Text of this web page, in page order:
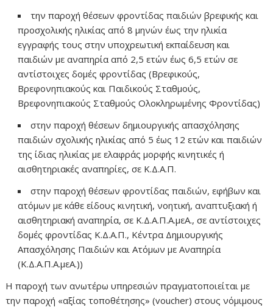
την παροχή θέσεων φροντίδας παιδιών βρεφικής και
προσχολικής ηλικίας από 8 μηνών έως την ηλικία
εγγραφής τους στην υποχρεωτική εκπαίδευση και
παιδιών με αναπηρία από 2,5 ετών έως 6,5 ετών σε
αντίστοιχες δομές φροντίδας (Βρεφικούς,
Βρεφονηπιακούς και Παιδικούς Σταθμούς,
Βρεφονηπιακούς Σταθμούς Ολοκληρωμένης Φροντίδας)
στην παροχή θέσεων δημιουργικής απασχόλησης
παιδιών σχολικής ηλικίας από 5 έως 12 ετών και παιδιών
της ίδιας ηλικίας με ελαφράς μορφής κινητικές ή
αισθητηριακές αναπηρίες, σε Κ.Δ.Α.Π.
στην παροχή θέσεων φροντίδας παιδιών, εφήβων και
ατόμων με κάθε είδους κινητική, νοητική, αναπτυξιακή ή
αισθητηριακή αναπηρία, σε Κ.Δ.Α.Π.Α.μεΑ., σε αντίστοιχες
δομές φροντίδας Κ.Δ.Α.Π., Κέντρα Δημιουργικής
Απασχόλησης Παιδιών και Ατόμων με Αναπηρία
(Κ.Δ.Α.Π.Α.μεΑ.))
Η παροχή των ανωτέρω υπηρεσιών πραγματοποιείται με
την παροχή «αξίας τοποθέτησης» (voucher) στους νόμιμους